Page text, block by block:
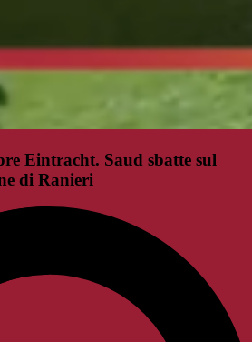
Eintracht. Saud sbatte sul
di Ranieri